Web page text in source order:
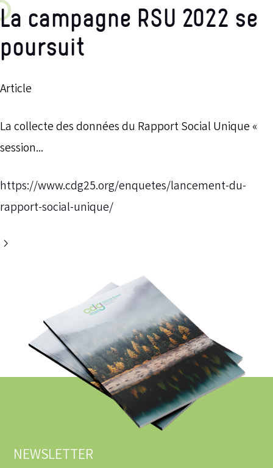
La campagne RSU 2022 se
poursuit
Article
La collecte des données du Rapport Social Unique «
session...
https://www.cdg25.org/enquetes/lancement-du-
rapport-social-unique/
NEWSLETTER